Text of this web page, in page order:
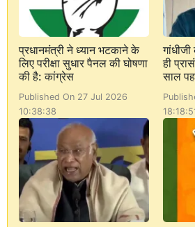
प्रधानमंत्री ने ध्यान भटकाने के
लिए परीक्षा सुधार पैनल की घोषणा
की है: कांग्रेस
Published On 27 Jul 2026
10:38:38
ही
साल